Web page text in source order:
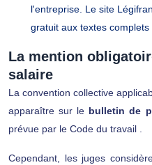
l'entreprise. Le site
gratuit aux textes complets
La mention
salaire
La convention collective
apparaître sur le bulletin de
prévue par le Code du travail .
Cependant, les juges